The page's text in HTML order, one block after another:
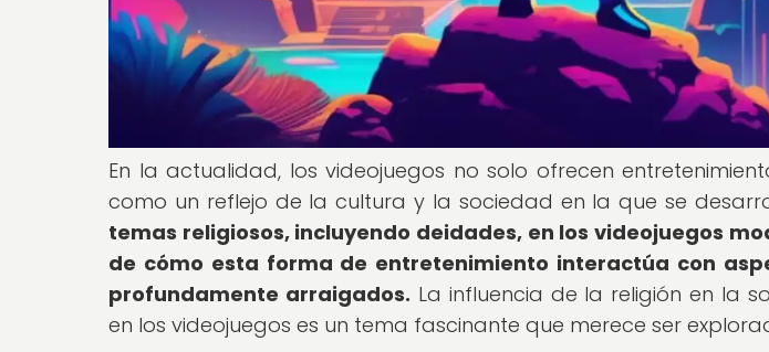
En la actualidad, los videojuegos no solo ofrecen
como un reflejo de la cultura y la sociedad en la que se
temas religiosos, incluyendo deidades, en los videojuegos
de cómo esta forma de entretenimiento interactúa con
profundamente arraigados. La influencia de la religión en la
en los videojuegos es un tema fascinante que merece ser